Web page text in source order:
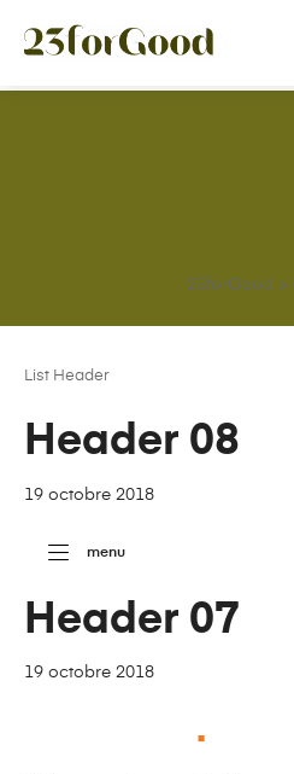
23forGood >
List Header
Header 08
19 octobre 2018
menu
Header 07
19 octobre 2018